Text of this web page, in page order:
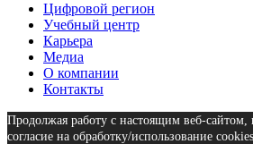
Цифровой регион
Учебный центр
Карьера
Медиа
О компании
Контакты
Продолжая работу с настоящим веб-сайтом,
согласие на обработку/использование